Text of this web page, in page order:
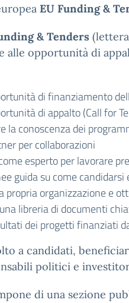
EU Funding &
& Tenders
alle opportunità di
di finanziamento
di appalto (Call for
la conoscenza dei
per collaborazioni
esperto per lavorare
guida su come
propria organizzazione e
libreria di documenti
dei progetti finanziati
a candidati,
politici e
di una sezione